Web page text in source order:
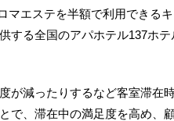
マエステを半額で利用できる
する全国のアパホテル137ホ
が減ったりするなど客室滞在
で、滞在中の満足度を高め、